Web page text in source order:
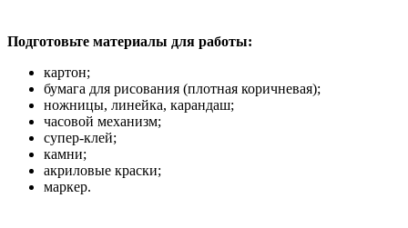
Подготовьте материалы для работы:
картон;
бумага для рисования (плотная коричневая);
ножницы, линейка, карандаш;
часовой механизм;
супер-клей;
камни;
акриловые краски;
маркер.